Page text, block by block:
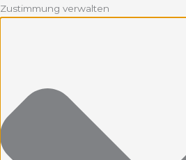
Zustimmung verwalten